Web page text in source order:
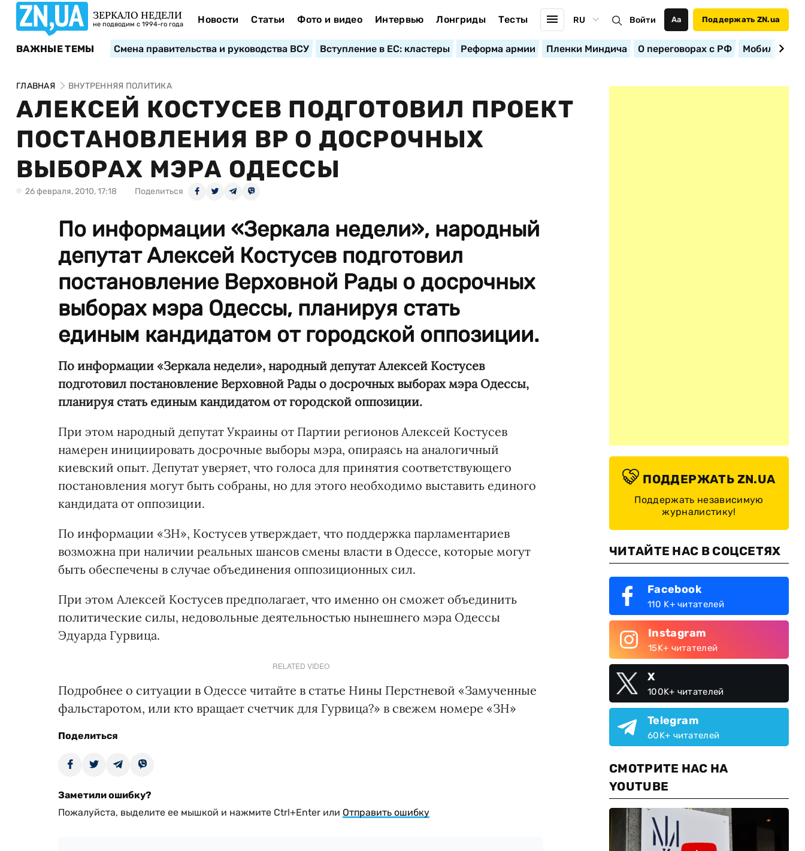
ЗЕРКАЛО НЕДЕЛИ
не подводим с 1994-го года Новости Статьи Фото и видео Интервью Лонгриды Тесты RU Войти Аа Поддержать ZN.ua
ВАЖНЫЕ ТЕМЫ Смена правительства и руководства ВСУ Вступление в ЕС: кластеры Реформа армии Пленки Миндича О переговорах с РФ
ГЛАВНАЯ ВНУТРЕННЯЯ ПОЛИТИКА
АЛЕКСЕЙ КОСТУСЕВ ПОДГОТОВИЛ ПРОЕКТ
ПОСТАНОВЛЕНИЯ ВР О ДОСРОЧНЫХ
ВЫБОРАХ МЭРА ОДЕССЫ
26 февраля, 2010, 17:18 Поделиться
По информации «Зеркала недели», народный
депутат Алексей Костусев подготовил
постановление Верховной Рады о досрочных
выборах мэра Одессы, планируя стать
единым кандидатом от городской оппозиции.
По информации «Зеркала недели», народный депутат Алексей Костусев
подготовил постановление Верховной Рады о досрочных выборах мэра Одессы,
планируя стать единым кандидатом от городской оппозиции.
При этом народный депутат Украины от Партии регионов Алексей Костусев
намерен инициировать досрочные выборы мэра, опираясь на аналогичный
киевский опыт. Депутат уверяет, что голоса для принятия соответствующего
постановления могут быть собраны, но для этого необходимо выставить единого
кандидата от оппозиции.
По информации «ЗН», Костусев утверждает, что поддержка парламентариев
возможна при наличии реальных шансов смены власти в Одессе, которые могут
быть обеспечены в случае объединения оппозиционных сил.
При этом Алексей Костусев предполагает, что именно он сможет объединить
политические силы, недовольные деятельностью нынешнего мэра Одессы
Эдуарда Гурвица.
RELATED VIDEO
Подробнее о ситуации в Одессе читайте в статье Нины Перстневой «Замученные
фальстаротом, или кто вращает счетчик для Гурвица?» в свежем номере «ЗН»
Поделиться
Заметили ошибку?
Пожалуйста, выделите ее мышкой и нажмите Ctrl+Enter или Отправить ошибку
ПОДДЕРЖАТЬ ZN.UA
Поддержать независимую
журналистику!
ЧИТАЙТЕ НАС В СОЦСЕТЯХ
Facebook
110 K+ читателей
Instagram
15K+ читателей
X
100K+ читателей
Telegram
60K+ читателей
СМОТРИТЕ НАС НА
YOUTUBE